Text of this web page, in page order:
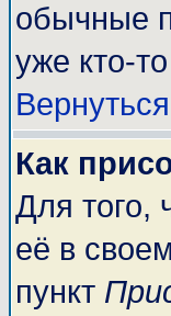
обычные
уже кто-
Как
Для того,
её в
пункт